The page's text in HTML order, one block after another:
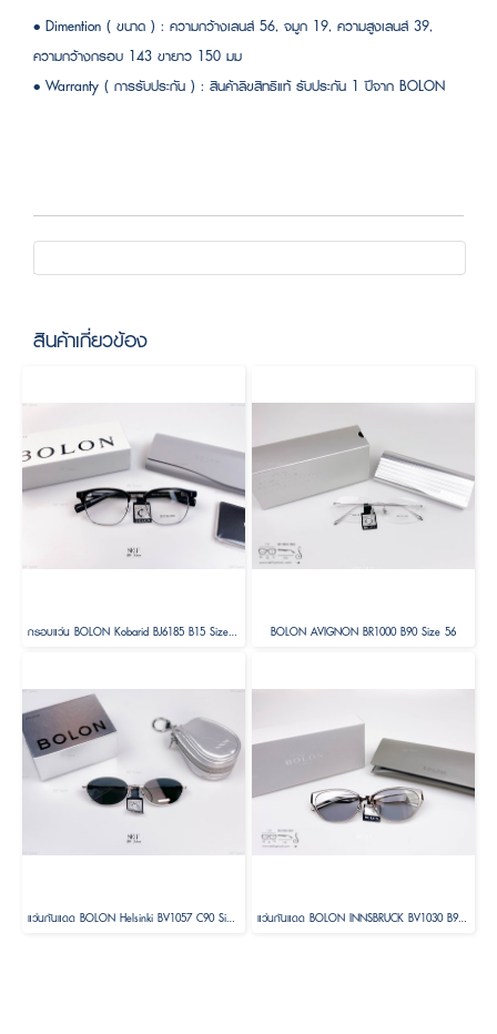
• Dimention ( ขนาด ) : ความกว้างเลนส์ 56, จมูก 19, ความสูงเลนส์ 39,
ความกว้างกรอบ 143 ขายาว 150 มม
• Warranty ( การรับประกัน ) : สินค้าลิขสิทธิแท้ รับประกัน 1 ปีจาก BOLON
สินค้าเกี่ยวข้อง
กรอบแว่น BOLON Kobarid BJ6185 B15 Size 52 BOLON AVIGNON BR1000 B90 Size 56
แว่นกันแดด BOLON Helsinki BV1057 C90 Size 56 ( Foldable ) แว่นกันแดด BOLON INNSBRUCK BV1030 B90 Size 58